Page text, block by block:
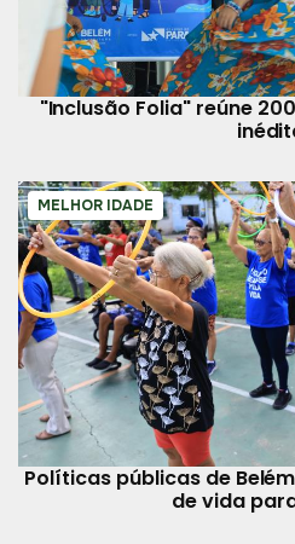
"Inclusão Folia" reúne
MELHOR IDADE
Políticas públicas de
de vida